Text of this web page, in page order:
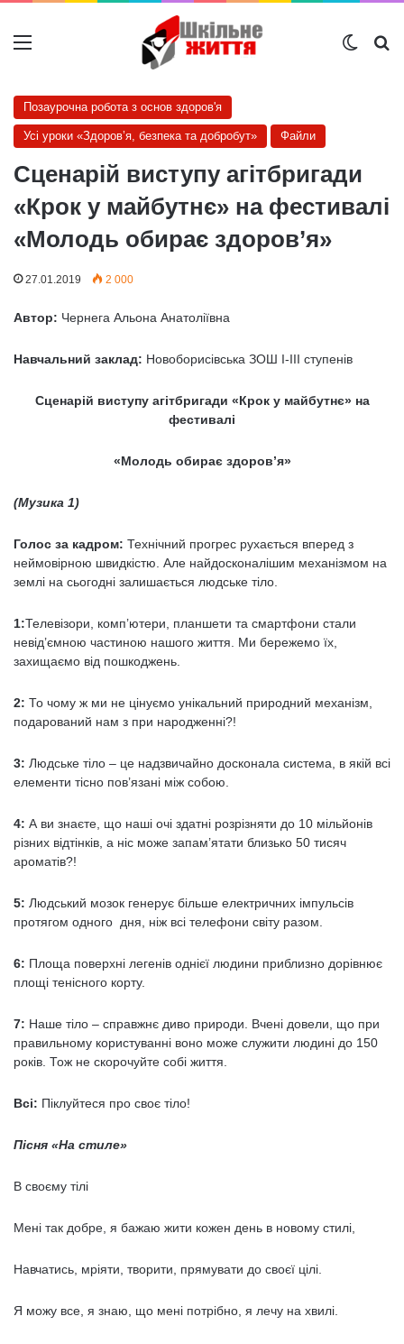
Меню
Позаурочна робота з основ здоров'я
Усі уроки «Здоров’я, безпека та добробут» Файли
Сценарій виступу агітбригади
«Крок у майбутнє» на фестивалі
«Молодь обирає здоров’я»
27.01.2019 2 000
Автор: Чернега Альона Анатоліївна
Навчальний заклад: Новоборисівська ЗОШ І-ІІІ ступенів
Сценарій виступу агітбригади «Крок у майбутнє» на
фестивалі
«Молодь обирає здоров’я»
(Музика 1)
Голос за кадром: Технічний прогрес рухається вперед з
неймовірною швидкістю. Але найдосконалішим механізмом на
землі на сьогодні залишається людське тіло.
1:Телевізори, комп’ютери, планшети та смартфони стали
невід’ємною частиною нашого життя. Ми бережемо їх,
захищаємо від пошкоджень.
2: То чому ж ми не цінуємо унікальний природний механізм,
подарований нам з при народженні?!
3: Людське тіло – це надзвичайно досконала система, в якій всі
елементи тісно пов’язані між собою.
4: А ви знаєте, що наші очі здатні розрізняти до 10 мільйонів
різних відтінків, а ніс може запам’ятати близько 50 тисяч
ароматів?!
5: Людський мозок генерує більше електричних імпульсів
протягом одного дня, ніж всі телефони світу разом.
6: Площа поверхні легенів однієї людини приблизно дорівнює
площі тенісного корту.
7: Наше тіло – справжнє диво природи. Вчені довели, що при
правильному користуванні воно може служити людині до 150
років. Тож не скорочуйте собі життя.
Всі: Піклуйтеся про своє тіло!
Пісня «На стиле»
В своєму тілі
Мені так добре, я бажаю жити кожен день в новому стилі,
Навчатись, мріяти, творити, прямувати до своєї цілі.
Я можу все, я знаю, що мені потрібно, я лечу на хвилі.